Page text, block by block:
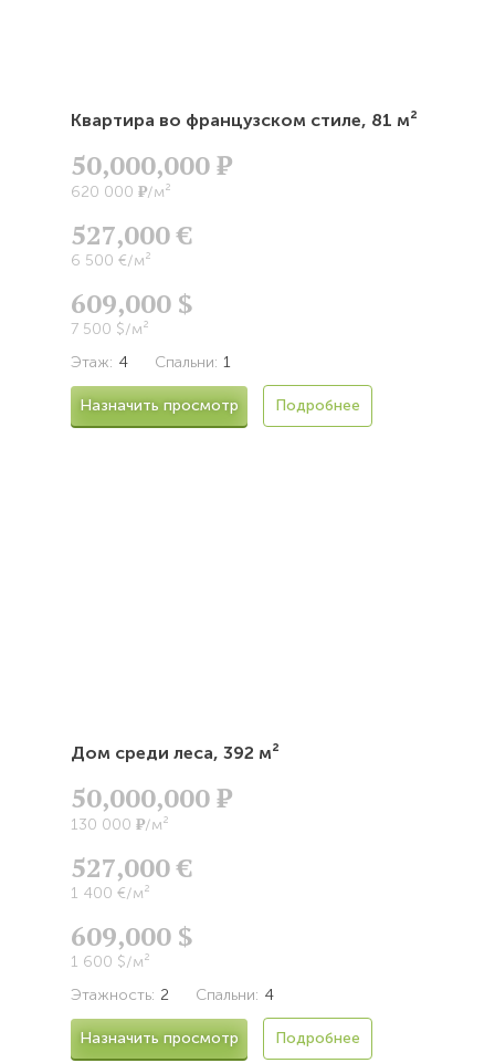
Квартира во французском стиле, 81 м²
50,000,000Р
620 000 Р/м²
527,000 €
6 500 €/м²
609,000 $
7 500 $/м²
Этаж: 4 Спальни: 1
Назначить просмотр Подробнее
Дом среди леса, 392 м²
50,000,000Р
130 000 Р/м²
527,000 €
1 400 €/м²
609,000 $
1 600 $/м²
Этажность: 2 Спальни: 4
Назначить просмотр Подробнее